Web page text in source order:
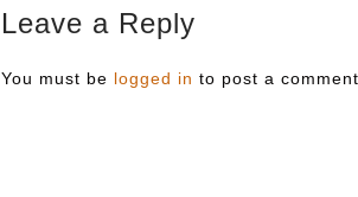
Leave a Reply
You must be logged in to post a